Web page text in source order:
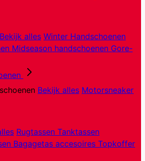
Bekijk alles Winter Handschoenen
Midseason handschoenen Gore-
Bekijk alles Motorsneaker
Rugtassen Tanktassen
Bagagetas accesoires Topkoffer